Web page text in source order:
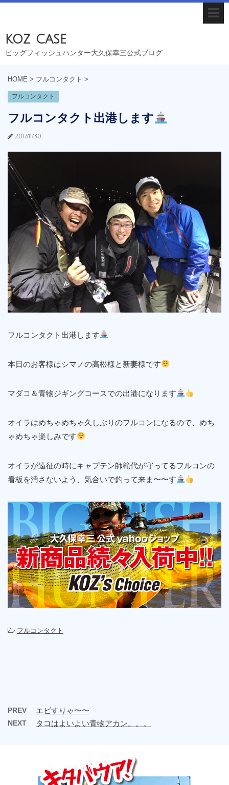
koz case
ビッグフィッシュハンター大久保幸三公式ブログ
HOME > フルコンタクト >
フルコンタクト
フルコンタクト出港します
2017/11/30
フルコンタクト出港します
本日のお客様はシマノの高松様と新妻様です
マダコ＆青物ジギングコースでの出港になります
オイラはめちゃめちゃ久しぶりのフルコンになるので、めち
ゃめちゃ楽しみです
オイラが遠征の時にキャプテン師範代が守ってるフルコンの
看板を汚さないよう、気合いで釣って来ま〜〜す
-フルコンタクト
PREV エビすりゃ〜〜
NEXT タコはよいよい青物アカン。。。